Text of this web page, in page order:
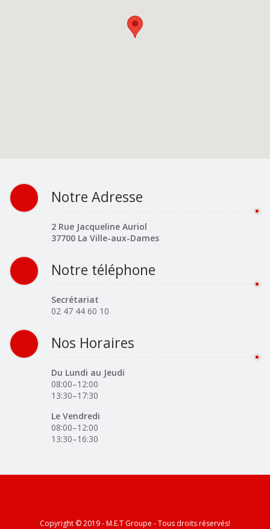
Notre Adresse
2 Rue Jacqueline Auriol
37700 La Ville-aux-Dames
Notre téléphone
Secrétariat
02 47 44 60 10
Nos Horaires
Du Lundi au Jeudi
08:00–12:00
13:30–17:30
Le Vendredi
08:00–12:00
13:30–16:30
Copyright © 2019 - M.E.T Groupe - Tous droits réservés!